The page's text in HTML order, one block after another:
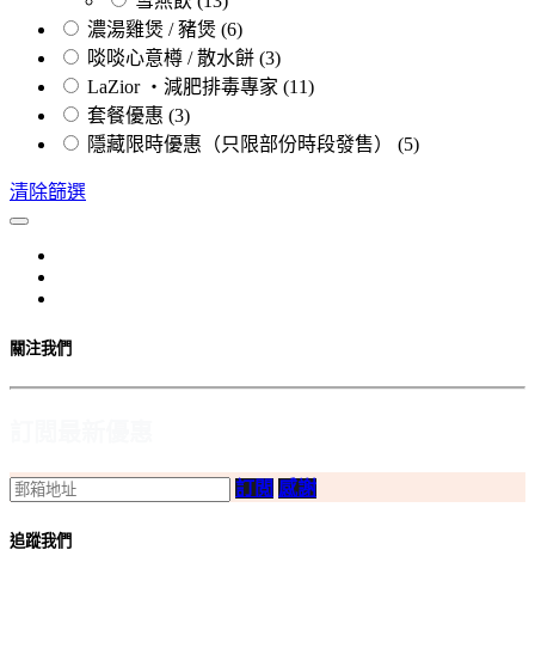
濃湯雞煲 / 豬煲 (6)
啖啖心意樽 / 散水餅 (3)
LaZior ・減肥排毒專家 (11)
套餐優惠 (3)
隱藏限時優惠（只限部份時段發售）
(5)
清除篩選
關注我們
訂閲 感謝
追蹤我們